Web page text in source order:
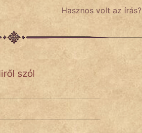
Hasznos volt az írás?
szól